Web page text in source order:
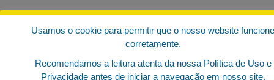
Usamos o cookie para permitir que o nosso website funcione
corretamente.
Recomendamos a leitura atenta da nossa Política de Uso e
Privacidade antes de iniciar a navegação em nosso site.